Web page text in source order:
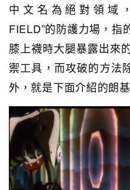
中文名為絕對領域
FIELD”的防護力場，指
膝上襪時大腿暴露出來
禦工具，而攻破的方法
外，就是下面介紹的朗